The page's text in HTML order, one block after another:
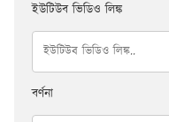
ইউটিউব ভিডিও লিঙ্ক
বর্ণনা